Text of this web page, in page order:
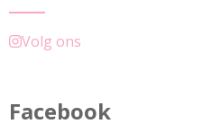
Volg ons
Facebook